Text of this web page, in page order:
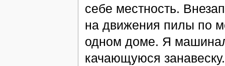
себе местность.
на движения пилы по
одном доме. Я
качающуюся